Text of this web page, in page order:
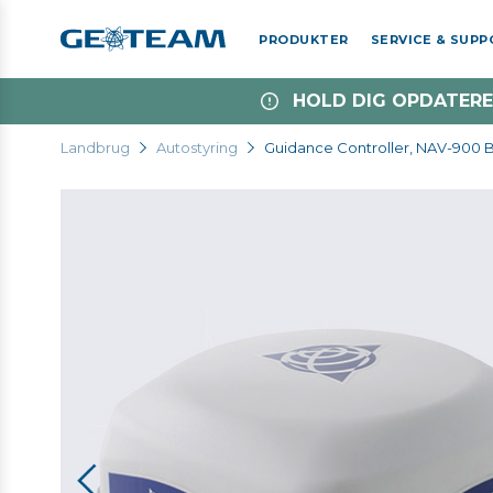
PRODUKTER SERVICE &
HOLD DIG
Landbrug Autostyring Guidance Controller, NAV-900